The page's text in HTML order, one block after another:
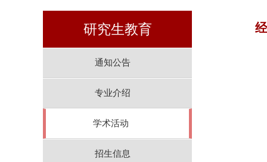
研究生教育
通知公告
专业介绍
学术活动
招生信息